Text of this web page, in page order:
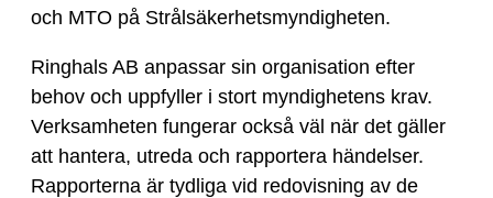
och MTO på Strålsäkerhetsmyndigheten.
Ringhals AB anpassar sin organisation efter
behov och uppfyller i stort myndighetens krav.
Verksamheten fungerar också väl när det gäller
att hantera, utreda och rapportera händelser.
Rapporterna är tydliga vid redovisning av de